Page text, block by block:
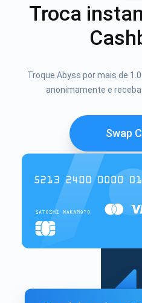
Troca
Troque Abyss por mais de
anonimamente e
Swap